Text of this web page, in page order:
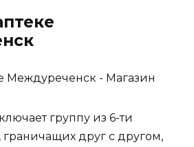
Междуреченск - Магазин
группу из 6-ти
друг с другом,